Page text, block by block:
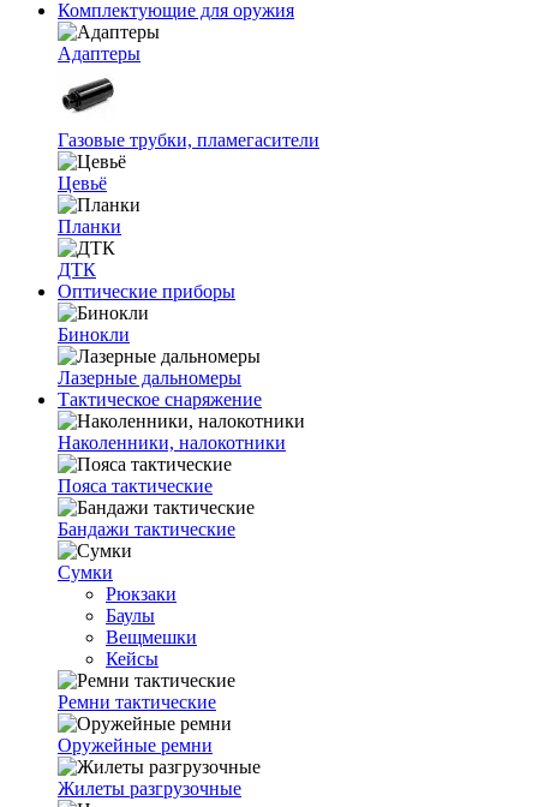
Комплектующие для оружия
Адаптеры
Газовые трубки, пламегасители
Цевьё
Планки
ДТК
Оптические приборы
Бинокли
Лазерные дальномеры
Тактическое снаряжение
Наколенники, налокотники
Пояса тактические
Бандажи тактические
Сумки
Рюкзаки
Баулы
Вещмешки
Кейсы
Ремни тактические
Оружейные ремни
Жилеты разгрузочные